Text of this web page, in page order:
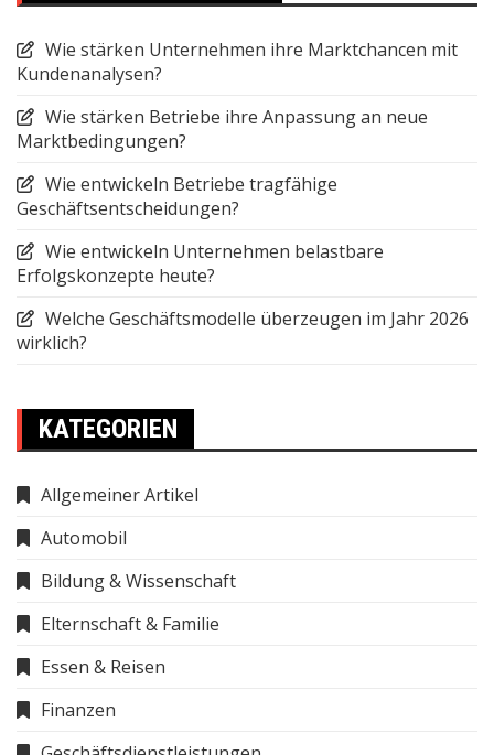
Wie stärken Unternehmen ihre Marktchancen mit
Kundenanalysen?
Wie stärken Betriebe ihre Anpassung an neue
Marktbedingungen?
Wie entwickeln Betriebe tragfähige
Geschäftsentscheidungen?
Wie entwickeln Unternehmen belastbare
Erfolgskonzepte heute?
Welche Geschäftsmodelle überzeugen im Jahr 2026
wirklich?
KATEGORIEN
Allgemeiner Artikel
Automobil
Bildung & Wissenschaft
Elternschaft & Familie
Essen & Reisen
Finanzen